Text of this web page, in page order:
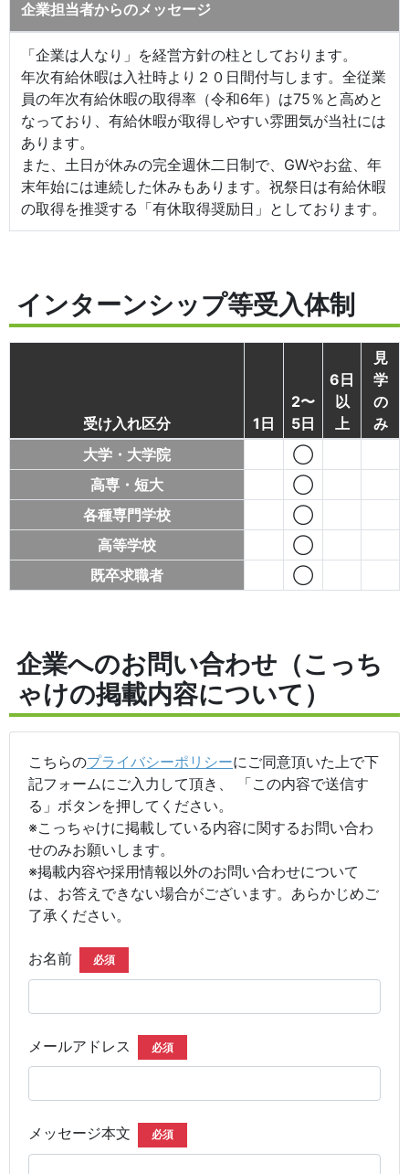
企業担当者からのメッセージ
「企業は人なり」を経営方針の柱としております。
年次有給休暇は入社時より２０日間付与します。全従業
員の年次有給休暇の取得率（令和6年）は75％と高めと
なっており、有給休暇が取得しやすい雰囲気が当社には
あります。
また、土日が休みの完全週休二日制で、GWやお盆、年
末年始には連続した休みもあります。祝祭日は有給休暇
の取得を推奨する「有休取得奨励日」としております。
インターンシップ等受入体制
受け入れ区分 1日
2〜
5日
6日
以
上
見
学
の
み
大学・大学院
◯
高専・短大
◯
各種専門学校
◯
高等学校
◯
既卒求職者
◯
企業へのお問い合わせ（こっち
ゃけの掲載内容について）
こちらのプライバシーポリシーにご同意頂いた上で下
記フォームにご入力して頂き、 「この内容で送信す
る」ボタンを押してください。
※こっちゃけに掲載している内容に関するお問い合わ
せのみお願いします。
※掲載内容や採用情報以外のお問い合わせについて
は、お答えできない場合がございます。あらかじめご
了承ください。
お名前 必須
メールアドレス 必須
メッセージ本文 必須